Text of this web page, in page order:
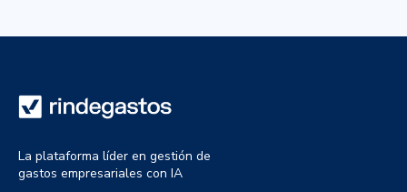
La plataforma líder en gestión de
gastos empresariales con IA